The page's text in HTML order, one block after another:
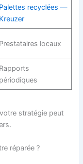
Palettes recyclées —
Kreuzer
Prestataires locaux
Rapports
périodiques
stratégie peut
réparée ?